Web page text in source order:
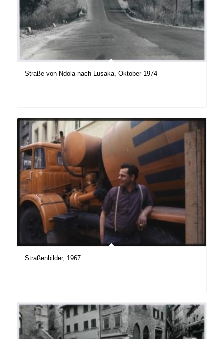
Straße von Ndola nach Lusaka, Oktober 1974
Straßenbilder, 1967